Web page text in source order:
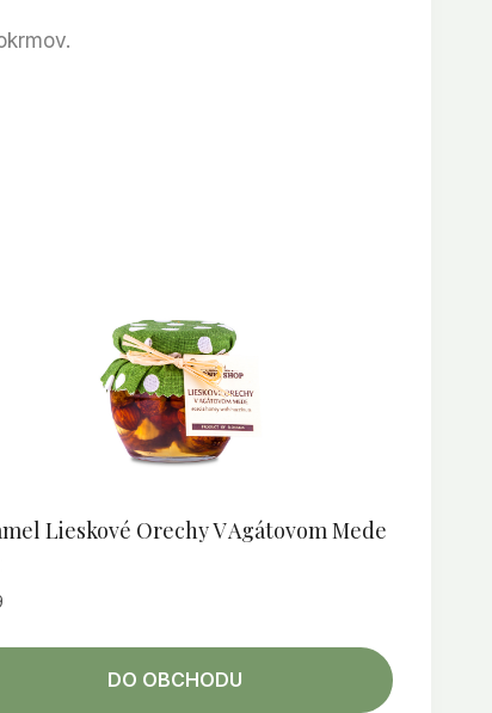
Lieskové Orechy V Agátovom Mede
DO OBCHODU